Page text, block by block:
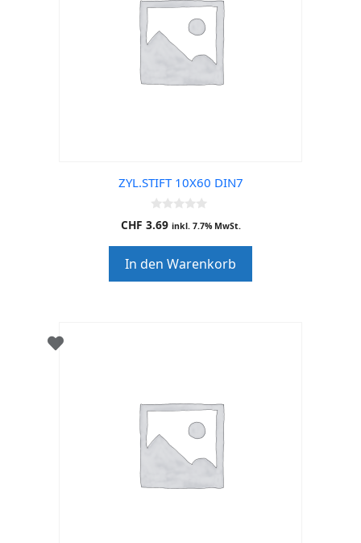
ZYL.STIFT 10X60 DIN7
0
o
o
f
5
CHF 3.69 inkl. 7.7% MwSt.
In den Warenkorb